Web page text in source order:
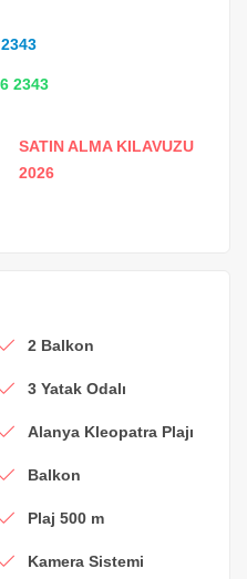
2343
SATIN ALMA KILAVUZU
2026
2 Balkon
3 Yatak Odalı
Alanya Kleopatra Plajı
Balkon
Plaj 500 m
Kamera Sistemi